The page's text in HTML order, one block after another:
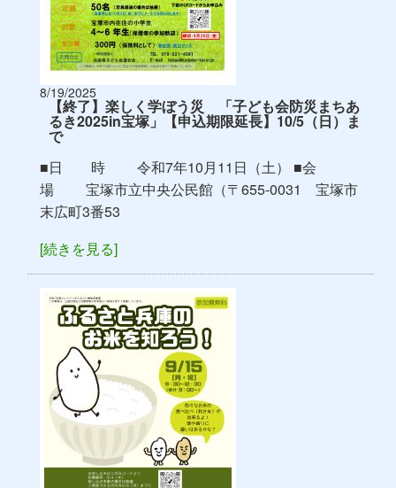
8/19/2025
【終了】楽しく学ぼう災 「子ども会防災まちあ
るき2025in宝塚」【申込期限延長】10/5（日）ま
で
■日 時 令和7年10月11日（土） ■会
場 宝塚市立中央公民館（〒655-0031 宝塚市
末広町3番53
[続きを見る]